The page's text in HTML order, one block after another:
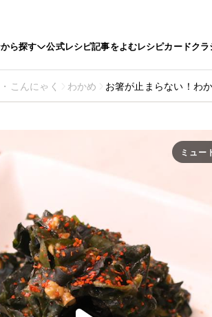
ら探す 公式レシピ記事をよむレシピカードクラ
こんにゃく わかめ お箸が止まらない！わ
ミュー